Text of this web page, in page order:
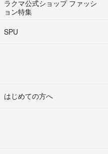
ラクマ公式ショップ ファッシ
ョン特集
SPU
はじめての方へ